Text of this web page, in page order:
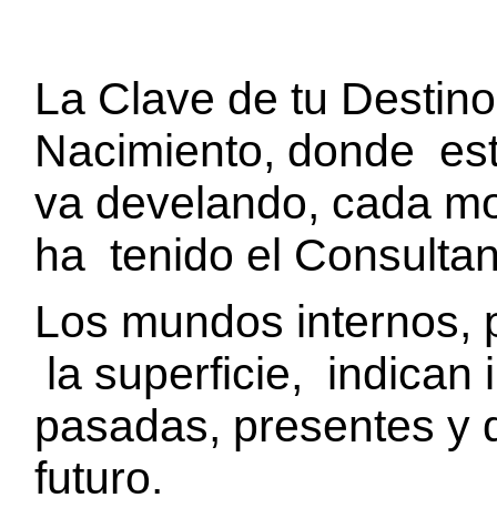
La Clave de tu
Nacimiento, donde
va develando, cada
ha tenido el
Los mundos internos,
la superficie, indican
pasadas, presentes y
futuro.